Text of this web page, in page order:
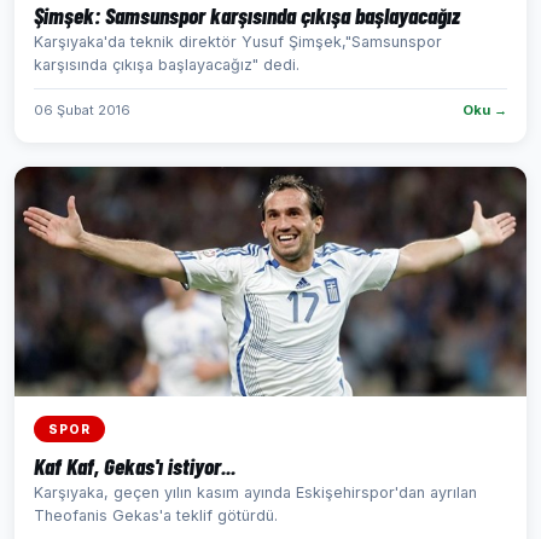
Şimşek: Samsunspor karşısında çıkışa başlayacağız
Karşıyaka'da teknik direktör Yusuf Şimşek,"Samsunspor
karşısında çıkışa başlayacağız" dedi.
06 Şubat 2016 Oku →
SPOR
Kaf Kaf, Gekas'ı istiyor...
Karşıyaka, geçen yılın kasım ayında Eskişehirspor'dan ayrılan
Theofanis Gekas'a teklif götürdü.